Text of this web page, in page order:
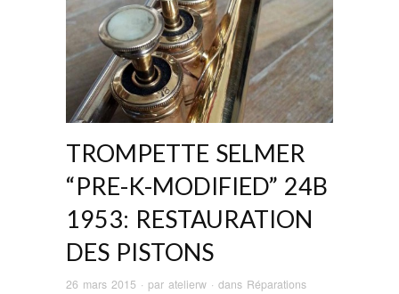
TROMPETTE SELMER
“PRE-K-MODIFIED” 24B
1953: RESTAURATION
DES PISTONS
26 mars 2015 · par atelierw · dans Réparations